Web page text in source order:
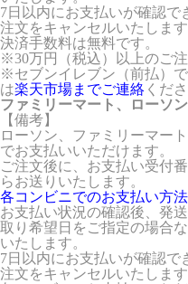
7日以内にお支払いが確認
注文をキャンセルいたします
決済手数料は無料です。
※30万円（税込）以上のご
※セブンイレブン（前払）
は楽天市場までご連絡 くださ
ファミリーマート、ローソン
【備考】
ローソン、ファミリーマー
でお支払いいただけます。
ご注文後に、お支払い受付
らお送りいたします。
各コンビニでのお支払い方法
お支払い状況の確認後、発
取り希望日をご指定の場合
いたします。
7日以内にお支払いが確認
注文をキャンセルいたします